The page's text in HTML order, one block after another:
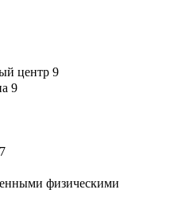
центр 9
9
7
физическими